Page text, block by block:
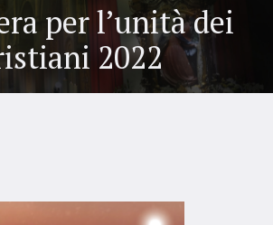
per l’unità dei
2022